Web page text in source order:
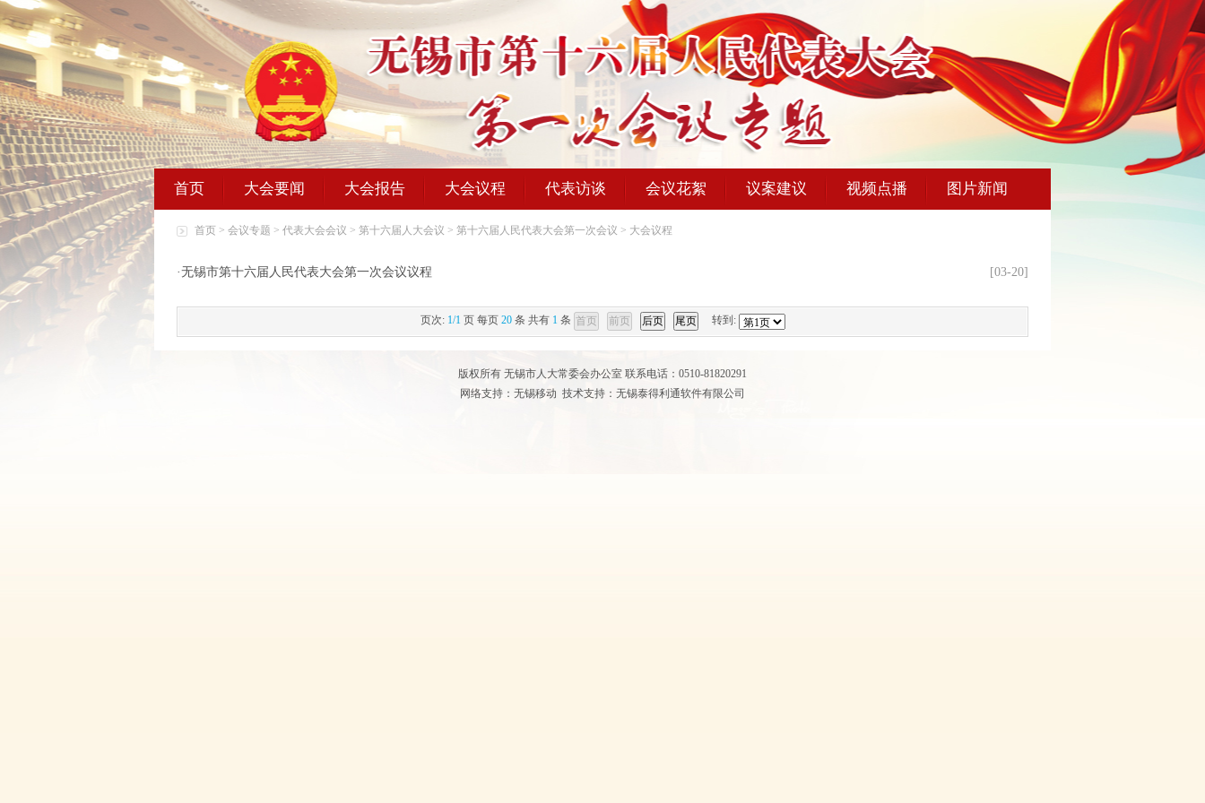
首页 大会要闻 大会报告 大会议程 代表访谈 会议花絮 议案建议 视频点播 图片新闻
首页 > 会议专题 > 代表大会会议 > 第十六届人大会议 > 第十六届人民代表大会第一次会议 > 大会议程
[03-20]
·无锡市第十六届人民代表大会第一次会议议程
页次: 1/1 页 每页 20 条 共有 1 条 转到:
版权所有 无锡市人大常委会办公室 联系电话：0510-81820291
网络支持：无锡移动 技术支持：无锡泰得利通软件有限公司